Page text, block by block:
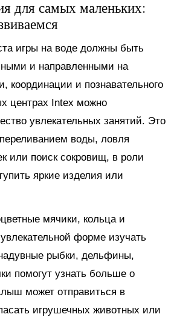
для самых маленьких:
игры на воде должны быть
и направленными на
координации и познавательного
центрах Intex можно
увлекательных занятий. Это
воды, ловля
или поиск сокровищ, в роли
яркие изделия или
мячики, кольца и
форме изучать
рыбки, дельфины,
помогут узнать больше о
может отправиться в
игрушечных животных или